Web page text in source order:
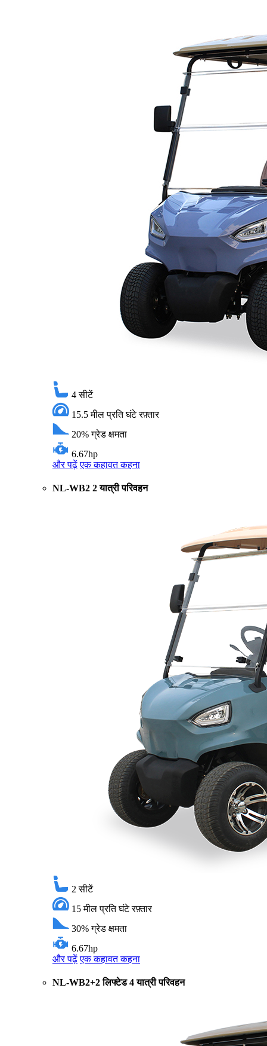
4 सीटें
15.5 मील प्रति घंटे रफ़्तार
20% ग्रेड क्षमता
6.67hp
और पढ़ें एक कहावत कहना
NL-WB2 2 यात्री परिवहन
2 सीटें
15 मील प्रति घंटे रफ़्तार
30% ग्रेड क्षमता
6.67hp
और पढ़ें एक कहावत कहना
NL-WB2+2 लिफ्टेड 4 यात्री परिवहन